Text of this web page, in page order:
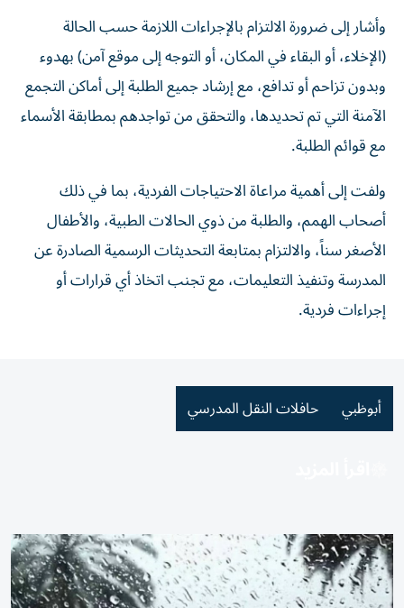
وأشار إلى ضرورة الالتزام بالإجراءات اللازمة حسب الحالة
(الإخلاء، أو البقاء في المكان، أو التوجه إلى موقع آمن) بهدوء
وبدون تزاحم أو تدافع، مع إرشاد جميع الطلبة إلى أماكن التجمع
الآمنة التي تم تحديدها، والتحقق من تواجدهم بمطابقة الأسماء
مع قوائم الطلبة.
ولفت إلى أهمية مراعاة الاحتياجات الفردية، بما في ذلك
أصحاب الهمم، والطلبة من ذوي الحالات الطبية، والأطفال
الأصغر سناً، والالتزام بمتابعة التحديثات الرسمية الصادرة عن
المدرسة وتنفيذ التعليمات، مع تجنب اتخاذ أي قرارات أو
إجراءات فردية.
أبوظبي حافلات النقل المدرسي